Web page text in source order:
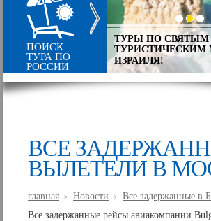
ПОИСК
ТУРА ПО
РОССИИ
ДОБРАЯ И
ТУРЫ ПО СВЯТЫМ
ТУРИСТИЧЕСКИМ
ИЗРАИЛЯ!
ВСЕ
ВЫЛЕТЕЛИ В
главная > Новости >
Все задержанные в
Все задержанные рейсы авиакомпании